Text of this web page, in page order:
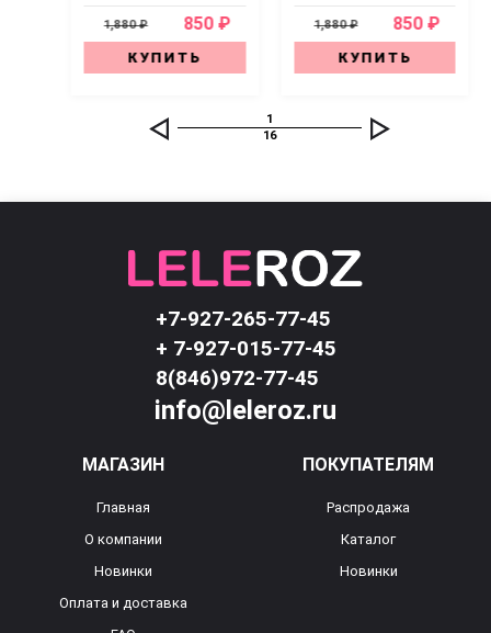
1,880 ₽ 850 ₽
КУПИТЬ
1,880 ₽ 850 ₽
КУПИТЬ
1
16
+7-927-265-77-45
+ 7-927-015-77-45
8(846)972-77-45
info@leleroz.ru
МАГАЗИН
Главная
О компании
Новинки
Оплата и доставка
ПОКУПАТЕЛЯМ
Распродажа
Каталог
Новинки